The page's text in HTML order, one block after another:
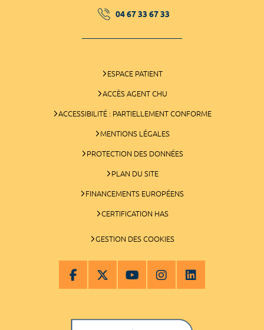
04 67 33 67 33
ESPACE PATIENT
ACCÈS AGENT CHU
ACCESSIBILITÉ : PARTIELLEMENT CONFORME
MENTIONS LÉGALES
PROTECTION DES DONNÉES
PLAN DU SITE
FINANCEMENTS EUROPÉENS
CERTIFICATION HAS
GESTION DES COOKIES